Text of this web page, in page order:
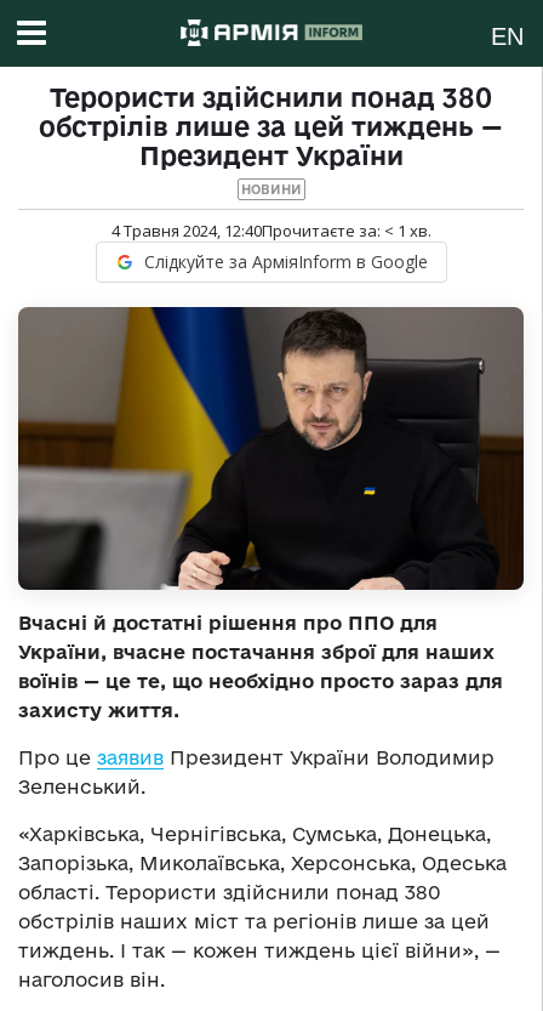
EN
Терористи здійснили понад 380
обстрілів лише за цей тиждень —
Президент України
НОВИНИ
4 Травня 2024, 12:40Прочитаєте за: < 1 хв.
Слідкуйте за АрміяInform в Google
Вчасні й достатні рішення про ППО для
України, вчасне постачання зброї для наших
воїнів — це те, що необхідно просто зараз для
захисту життя.
Про це заявив Президент України Володимир
Зеленський.
«Харківська, Чернігівська, Сумська, Донецька,
Запорізька, Миколаївська, Херсонська, Одеська
області. Терористи здійснили понад 380
обстрілів наших міст та регіонів лише за цей
тиждень. І так — кожен тиждень цієї війни», —
наголосив він.